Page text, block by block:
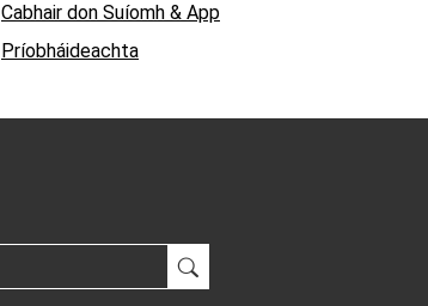
Cabhair don Suíomh & App
Príobháideachta